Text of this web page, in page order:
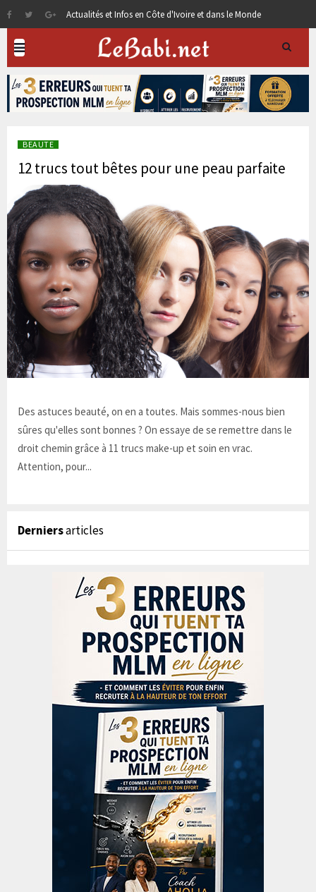
Actualités et Infos en Côte d'Ivoire et dans le Monde
BEAUTE
12 trucs tout bêtes pour une peau parfaite
Des astuces beauté, on en a toutes. Mais sommes-nous bien
sûres qu'elles sont bonnes ? On essaye de se remettre dans le
droit chemin grâce à 11 trucs make-up et soin en vrac.
Attention, pour...
Derniersarticles